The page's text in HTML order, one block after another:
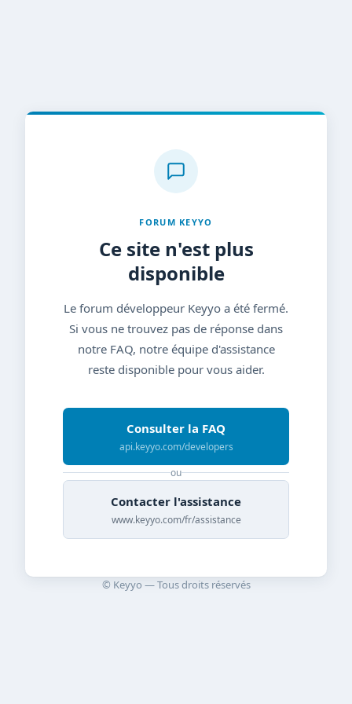
FORUM KEYYO
Ce site n'est plus
disponible
Le forum développeur Keyyo a été fermé.
Si vous ne trouvez pas de réponse dans
notre FAQ, notre équipe d'assistance
reste disponible pour vous aider.
Consulter la FAQ
api.keyyo.com/developers
ou
Contacter l'assistance
www.keyyo.com/fr/assistance
© Keyyo — Tous droits réservés